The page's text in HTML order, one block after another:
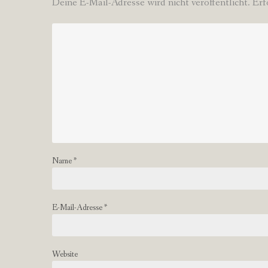
Name*
E-Mail-Adresse*
Website